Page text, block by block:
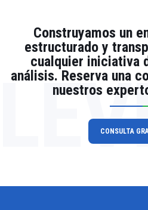
Construyamos un
estructurado y
cualquier iniciativa
análisis. Reserva una
nuestros
CONSULTA